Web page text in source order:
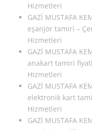
Hizmetleri
GAZİ MUSTAFA
eşanjör tamiri –
Hizmetleri
GAZİ MUSTAFA
anakart tamiri
Hizmetleri
GAZİ MUSTAFA
elektronik kart
Hizmetleri
GAZİ MUSTAFA